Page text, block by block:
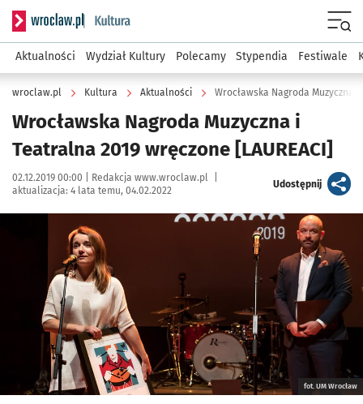
Serwis informacyjny wroclaw.pl podserwis: Kultura
Aktualności Wydział Kultury Polecamy Stypendia Festiwale
wroclaw.pl Kultura Aktualności Wrocławska Nagroda Muzyczna i
Wrocławska Nagroda Muzyczna i
Teatralna 2019 wręczone [LAUREACI]
Data publikacji:
02.12.2019 00:00 | Autor:
Redakcja www.wroclaw.pl
aktualizacja: 4 lata temu, 04.02.2022
Udostępnijartykuł
Kliknij, aby powiększyć
fot. UM Wrocław